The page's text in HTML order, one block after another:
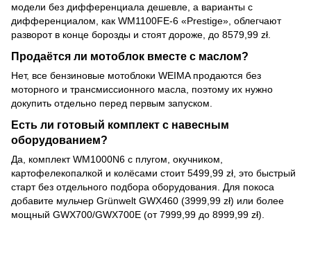
модели без дифференциала дешевле, а варианты с
дифференциалом, как WM1100FE-6 «Prestige», облегчают
разворот в конце борозды и стоят дороже, до 8579,99 zł.
Продаётся ли мотоблок вместе с маслом?
Нет, все бензиновые мотоблоки WEIMA продаются без
моторного и трансмиссионного масла, поэтому их нужно
докупить отдельно перед первым запуском.
Есть ли готовый комплект с навесным
оборудованием?
Да, комплект WM1000N6 с плугом, окучником,
картофелекопалкой и колёсами стоит 5499,99 zł, это быстрый
старт без отдельного подбора оборудования. Для покоса
добавите мульчер Grünwelt GWX460 (3999,99 zł) или более
мощный GWX700/GWX700E (от 7999,99 до 8999,99 zł).